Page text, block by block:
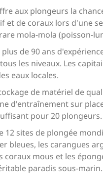
aux plongeurs la
et de coraux lors d'une
mola-mola (poisson-
de 90 ans
les niveaux. Les
eaux locales.
de matériel de
d'entraînement sur
pour 20 plongeurs.
sites de plongée
bleues, les carangues
mous et les
paradis sous-marin.